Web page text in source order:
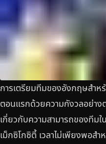
การเตรียมทีมของอังกฤษสำ
ตอนแรกด้วยความกังวลอย่าง
เกี่ยวกับความสามารถของทีม
เม็กซิโกซิตี้ เวลาไม่เพียงพอส